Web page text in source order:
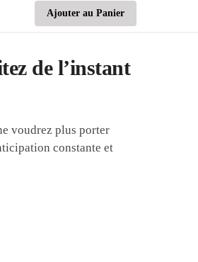
Ajouter au Panier
de l’instant
voudrez plus porter
constante et